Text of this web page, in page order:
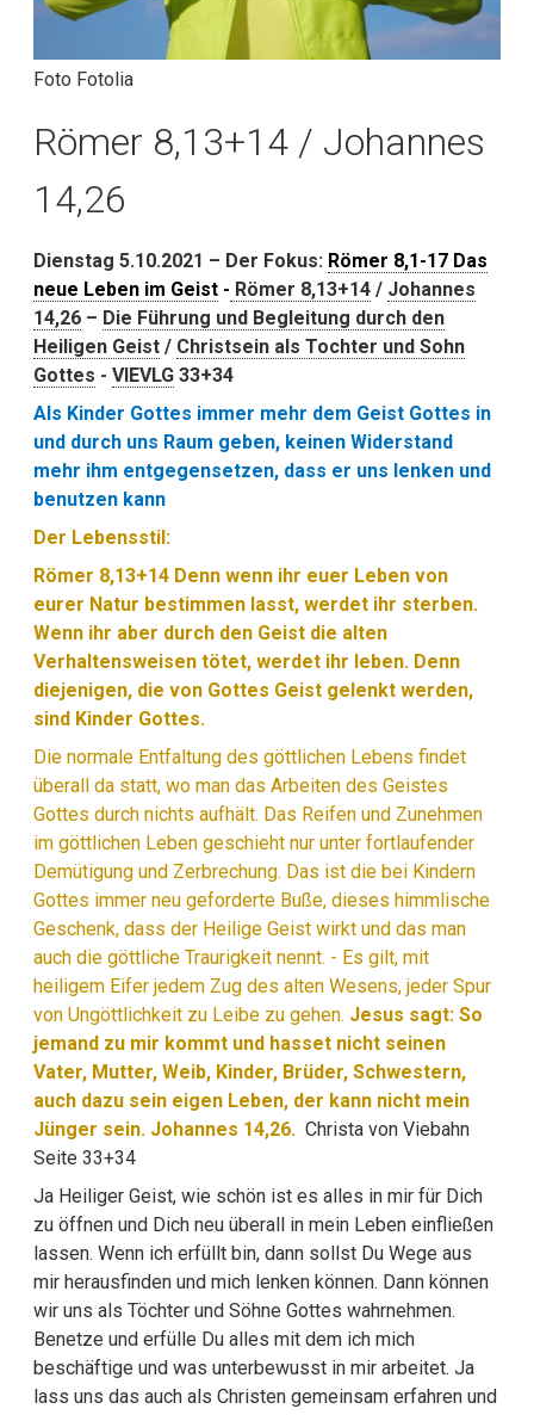
Foto Fotolia
Römer 8,13+14 / Johannes
14,26
Dienstag 5.10.2021 – Der Fokus: Römer 8,1-17 Das
neue Leben im Geist - Römer 8,13+14 / Johannes
14,26 – Die Führung und Begleitung durch den
Heiligen Geist / Christsein als Tochter und Sohn
Gottes -VIEVLG 33+34
Als Kinder Gottes immer mehr dem Geist Gottes in
und durch uns Raum geben, keinen Widerstand
mehr ihm entgegensetzen, dass er uns lenken und
benutzen kann
Der Lebensstil:
Römer 8,13+14 Denn wenn ihr euer Leben von
eurer Natur bestimmen lasst, werdet ihr sterben.
Wenn ihr aber durch den Geist die alten
Verhaltensweisen tötet, werdet ihr leben. Denn
diejenigen, die von Gottes Geist gelenkt werden,
sind Kinder Gottes.
Die normale Entfaltung des göttlichen Lebens findet
überall da statt, wo man das Arbeiten des Geistes
Gottes durch nichts aufhält. Das Reifen und Zunehmen
im göttlichen Leben geschieht nur unter fortlaufender
Demütigung und Zerbrechung. Das ist die bei Kindern
Gottes immer neu geforderte Buße, dieses himmlische
Geschenk, dass der Heilige Geist wirkt und das man
auch die göttliche Traurigkeit nennt. - Es gilt, mit
heiligem Eifer jedem Zug des alten Wesens, jeder Spur
von Ungöttlichkeit zu Leibe zu gehen. Jesus sagt: So
jemand zu mir kommt und hasset nicht seinen
Vater, Mutter, Weib, Kinder, Brüder, Schwestern,
auch dazu sein eigen Leben, der kann nicht mein
Jünger sein. Johannes 14,26. Christa von Viebahn
Seite 33+34
Ja Heiliger Geist, wie schön ist es alles in mir für Dich
zu öffnen und Dich neu überall in mein Leben einfließen
lassen. Wenn ich erfüllt bin, dann sollst Du Wege aus
mir herausfinden und mich lenken können. Dann können
wir uns als Töchter und Söhne Gottes wahrnehmen.
Benetze und erfülle Du alles mit dem ich mich
beschäftige und was unterbewusst in mir arbeitet. Ja
lass uns das auch als Christen gemeinsam erfahren und